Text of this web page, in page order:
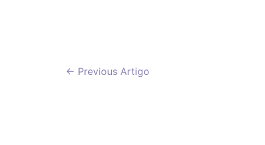
Navegação
← Previous Artigo